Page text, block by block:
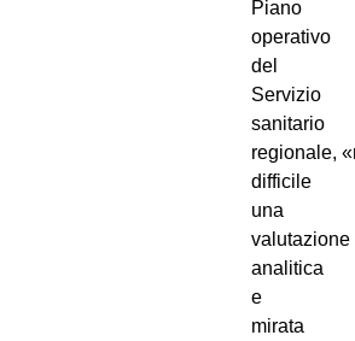
Piano
operativo
del
Servizio
sanitario
regionale,
difficile
una
valutazione
analitica
e
mirata